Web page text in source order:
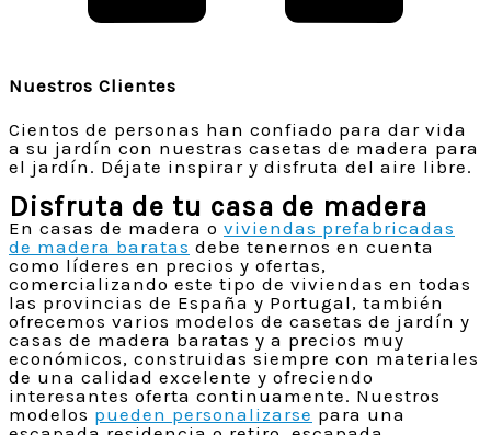
Nuestros Clientes
Cientos de personas han confiado para dar vida
a su jardín con nuestras casetas de madera para
el jardín. Déjate inspirar y disfruta del aire libre.
Disfruta de tu casa de madera
En casas de madera o viviendas prefabricadas
de madera baratas debe tenernos en cuenta
como líderes en precios y ofertas,
comercializando este tipo de viviendas en todas
las provincias de España y Portugal, también
ofrecemos varios modelos de casetas de jardín y
casas de madera baratas y a precios muy
económicos, construidas siempre con materiales
de una calidad excelente y ofreciendo
interesantes oferta continuamente. Nuestros
modelos pueden personalizarse para una